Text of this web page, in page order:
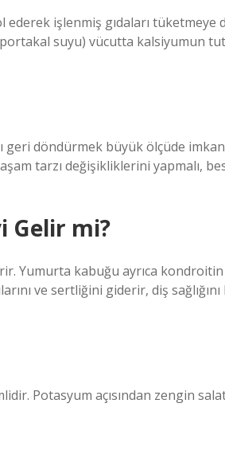
işlenmiş gıdaları tüketmeye
suyu) vücutta kalsiyumun
geri döndürmek büyük ölçüde
tarzı değişikliklerini yapmalı,
Gelir mi?
Yumurta kabuğu ayrıca
ve sertliğini giderir, diş
Potasyum açısından zengin